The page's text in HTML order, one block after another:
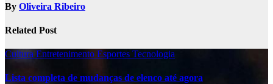
By Oliveira Ribeiro
Related Post
Cultura Entretenimento Esportes Tecnologia
Lista completa de mudanças de elenco até agora